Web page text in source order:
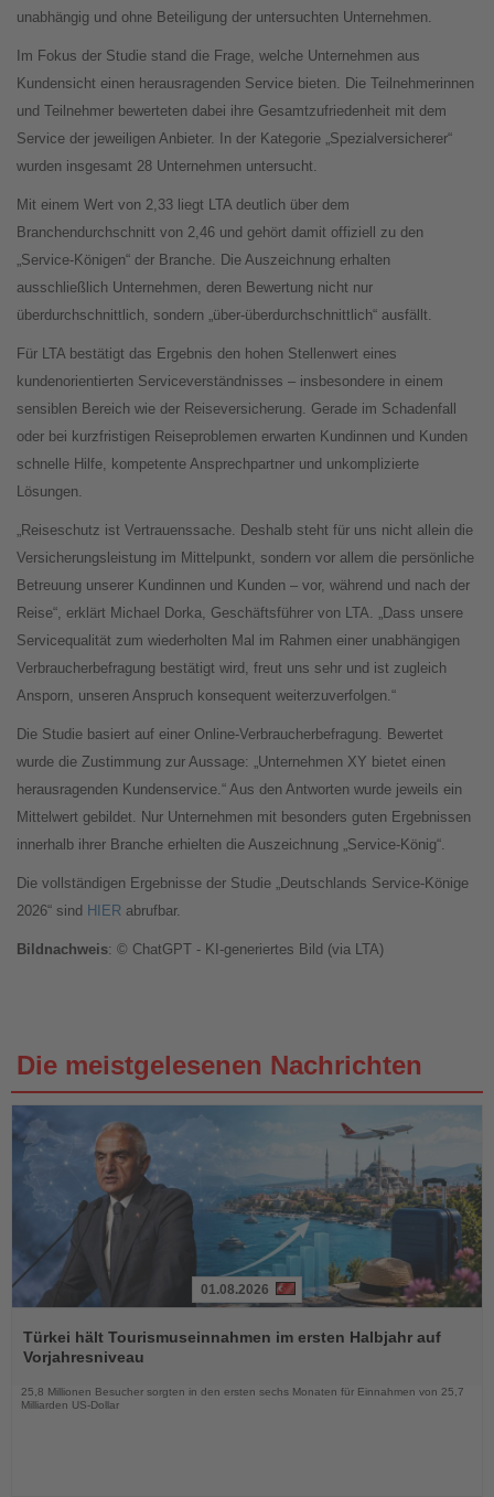
unabhängig und ohne Beteiligung der untersuchten Unternehmen.
Im Fokus der Studie stand die Frage, welche Unternehmen aus
Kundensicht einen herausragenden Service bieten. Die Teilnehmerinnen
und Teilnehmer bewerteten dabei ihre Gesamtzufriedenheit mit dem
Service der jeweiligen Anbieter. In der Kategorie „Spezialversicherer“
wurden insgesamt 28 Unternehmen untersucht.
Mit einem Wert von 2,33 liegt LTA deutlich über dem
Branchendurchschnitt von 2,46 und gehört damit offiziell zu den
„Service-Königen“ der Branche. Die Auszeichnung erhalten
ausschließlich Unternehmen, deren Bewertung nicht nur
überdurchschnittlich, sondern „über-überdurchschnittlich“ ausfällt.
Für LTA bestätigt das Ergebnis den hohen Stellenwert eines
kundenorientierten Serviceverständnisses – insbesondere in einem
sensiblen Bereich wie der Reiseversicherung. Gerade im Schadenfall
oder bei kurzfristigen Reiseproblemen erwarten Kundinnen und Kunden
schnelle Hilfe, kompetente Ansprechpartner und unkomplizierte
Lösungen.
„Reiseschutz ist Vertrauenssache. Deshalb steht für uns nicht allein die
Versicherungsleistung im Mittelpunkt, sondern vor allem die persönliche
Betreuung unserer Kundinnen und Kunden – vor, während und nach der
Reise“, erklärt Michael Dorka, Geschäftsführer von LTA. „Dass unsere
Servicequalität zum wiederholten Mal im Rahmen einer unabhängigen
Verbraucherbefragung bestätigt wird, freut uns sehr und ist zugleich
Ansporn, unseren Anspruch konsequent weiterzuverfolgen.“
Die Studie basiert auf einer Online-Verbraucherbefragung. Bewertet
wurde die Zustimmung zur Aussage: „Unternehmen XY bietet einen
herausragenden Kundenservice.“ Aus den Antworten wurde jeweils ein
Mittelwert gebildet. Nur Unternehmen mit besonders guten Ergebnissen
innerhalb ihrer Branche erhielten die Auszeichnung „Service-König“.
Die vollständigen Ergebnisse der Studie „Deutschlands Service-Könige
2026“ sind HIER abrufbar.
Bildnachweis: © ChatGPT - KI-generiertes Bild (via LTA)
Die meistgelesenen Nachrichten
Sie
die
Nachrichten
01.08.2026
Türkei hält Tourismuseinnahmen im ersten Halbjahr auf
Vorjahresniveau
25,8 Millionen Besucher sorgten in den ersten sechs Monaten für Einnahmen von 25,7
Milliarden US-Dollar